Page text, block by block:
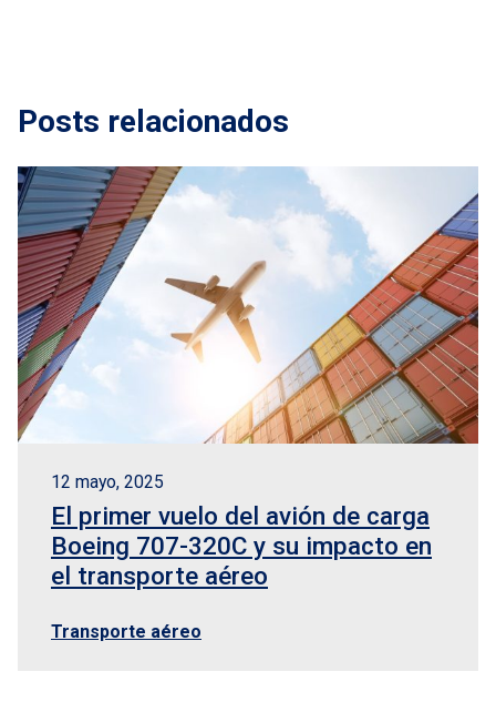
Posts relacionados
12 mayo, 2025
El primer vuelo del avión de carga
Boeing 707-320C y su impacto en
el transporte aéreo
Transporte aéreo